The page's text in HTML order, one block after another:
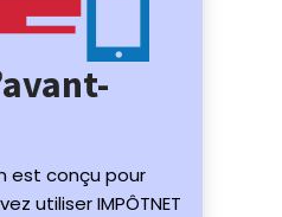
est conçu pour
utiliser IMPÔTNET